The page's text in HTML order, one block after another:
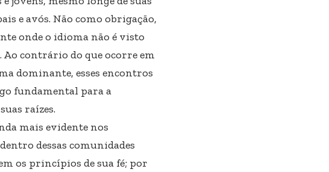
e avós. Não como obrigação,
onde o idioma não é visto
Ao contrário do que ocorre em
dominante, esses encontros
fundamental para a
raízes.
mais evidente nos
dessas comunidades
os princípios de sua fé; por